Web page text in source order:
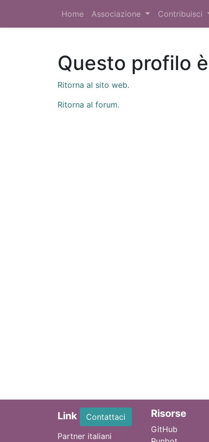
Home Associazione Contribuisci
Questo profilo
Ritorna al sito web.
Ritorna al forum.
Link
Contattaci
Partner italiani
Risorse
GitHub